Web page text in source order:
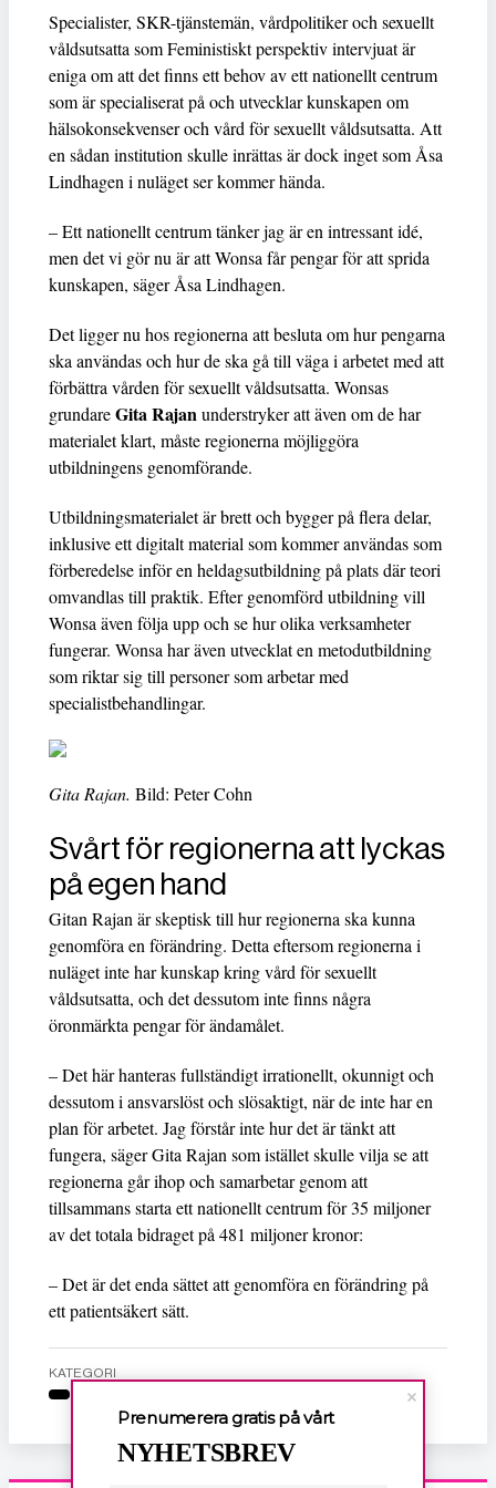
Specialister, SKR-tjänstemän, vårdpolitiker och sexuellt
våldsutsatta som Feministiskt perspektiv intervjuat är
eniga om att det finns ett behov av ett nationellt centrum
som är specialiserat på och utvecklar kunskapen om
hälsokonsekvenser och vård för sexuellt våldsutsatta. Att
en sådan institution skulle inrättas är dock inget som Åsa
Lindhagen i nuläget ser kommer hända.
– Ett nationellt centrum tänker jag är en intressant idé,
men det vi gör nu är att Wonsa får pengar för att sprida
kunskapen, säger Åsa Lindhagen.
Det ligger nu hos regionerna att besluta om hur pengarna
ska användas och hur de ska gå till väga i arbetet med att
förbättra vården för sexuellt våldsutsatta. Wonsas
grundareGita Rajanunderstryker att även om de har
materialet klart, måste regionerna möjliggöra
utbildningens genomförande.
Utbildningsmaterialet är brett och bygger på flera delar,
inklusive ett digitalt material som kommer användas som
förberedelse inför en heldagsutbildning på plats där teori
omvandlas till praktik. Efter genomförd utbildning vill
Wonsa även följa upp och se hur olika verksamheter
fungerar. Wonsa har även utvecklat en metodutbildning
som riktar sig till personer som arbetar med
specialistbehandlingar.
Gita Rajan. Bild: Peter Cohn
Svårt för regionerna att lyckas
på egen hand
Gitan Rajan är skeptisk till hur regionerna ska kunna
genomföra en förändring. Detta eftersom regionerna i
nuläget inte har kunskap kring vård för sexuellt
våldsutsatta, och det dessutom inte finns några
öronmärkta pengar för ändamålet.
– Det här hanteras fullständigt irrationellt, okunnigt och
dessutom i ansvarslöst och slösaktigt, när de inte har en
plan för arbetet. Jag förstår inte hur det är tänkt att
fungera, säger Gita Rajan som istället skulle vilja se att
regionerna går ihop och samarbetar genom att
tillsammans starta ett nationellt centrum för 35 miljoner
av det totala bidraget på 481 miljoner kronor:
– Det är det enda sättet att genomföra en förändring på
ett patientsäkert sätt.
KATEGORI
Prenumerera gratis på vårt
NYHETSBREV